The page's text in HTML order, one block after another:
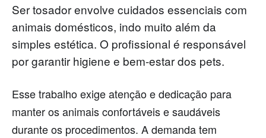
Ser tosador envolve cuidados essenciais com
animais domésticos, indo muito além da
simples estética. O profissional é responsável
por garantir higiene e bem-estar dos pets.
Esse trabalho exige atenção e dedicação para
manter os animais confortáveis e saudáveis
durante os procedimentos. A demanda tem